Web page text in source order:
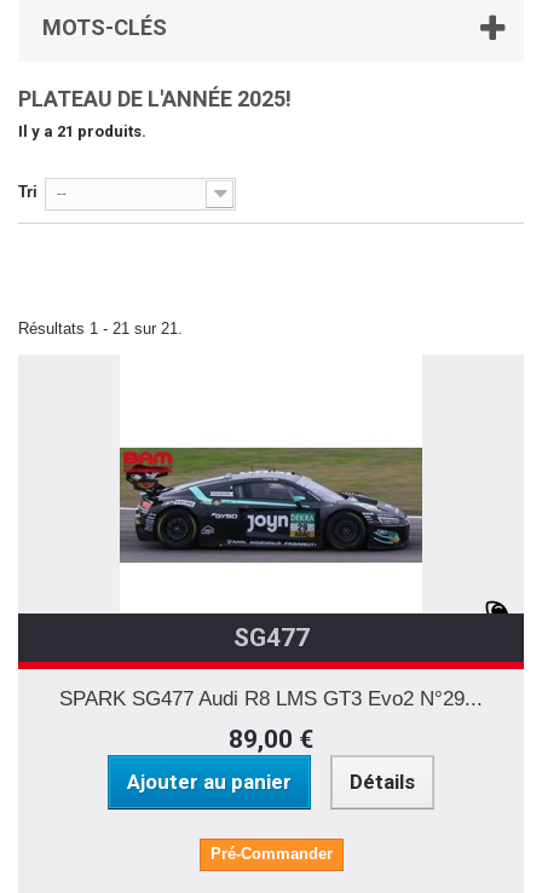
MOTS-CLÉS
PLATEAU DE L'ANNÉE 2025!
Il y a 21 produits.
Tri --
Résultats 1 - 21 sur 21.
SG477
SPARK SG477 Audi R8 LMS GT3 Evo2 N°29...
89,00 €
Ajouter au panier Détails
Pré-Commander